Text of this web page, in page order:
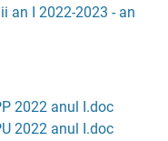
an I 2022-2023 - an
2022 anul I.doc
2022 anul I.doc